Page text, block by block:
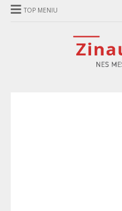
TOP MENIU